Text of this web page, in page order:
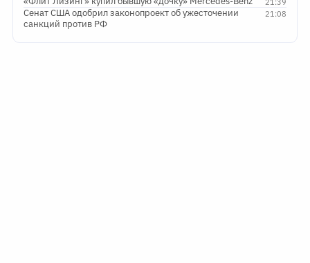
21:39
21:08
Сенат США одобрил законопроект об ужесточении
санкций против РФ